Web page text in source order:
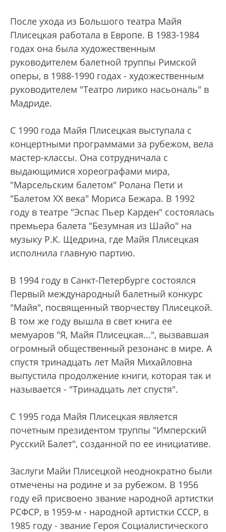
После ухода из Большого театра Майя
Плисецкая работала в Европе. В 1983-1984
годах она была художественным
руководителем балетной труппы Римской
оперы, в 1988-1990 годах - художественным
руководителем "Театро лирико насьональ" в
Мадриде.
С 1990 года Майя Плисецкая выступала с
концертными программами за рубежом, вела
мастер-классы. Она сотрудничала с
выдающимися хореографами мира,
"Марсельским балетом" Ролана Пети и
"Балетом XX века" Мориса Бежара. В 1992
году в театре "Эспас Пьер Карден" состоялась
премьера балета "Безумная из Шайо" на
музыку Р.К. Щедрина, где Майя Плисецкая
исполнила главную партию.
В 1994 году в Санкт-Петербурге состоялся
Первый международный балетный конкурс
"Майя", посвященный творчеству Плисецкой.
В том же году вышла в свет книга ее
мемуаров "Я, Майя Плисецкая...", вызвавшая
огромный общественный резонанс в мире. А
спустя тринадцать лет Майя Михайловна
выпустила продолжение книги, которая так и
называется - "Тринадцать лет спустя".
С 1995 года Майя Плисецкая является
почетным президентом труппы "Имперский
Русский Балет", созданной по ее инициативе.
Заслуги Майи Плисецкой неоднократно были
отмечены на родине и за рубежом. В 1956
году ей присвоено звание народной артистки
РСФСР, в 1959-м - народной артистки СССР, в
1985 году - звание Героя Социалистического